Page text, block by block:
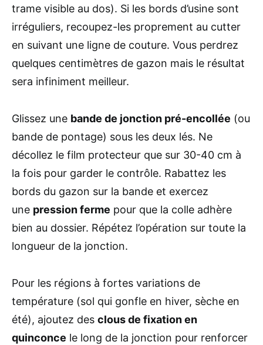
trame visible au dos). Si les bords d’usine sont
irréguliers, recoupez-les proprement au cutter
en suivant une ligne de couture. Vous perdrez
quelques centimètres de gazon mais le résultat
sera infiniment meilleur.
Glissez une bande de jonction pré-encollée (ou
bande de pontage) sous les deux lés. Ne
décollez le film protecteur que sur 30-40 cm à
la fois pour garder le contrôle. Rabattez les
bords du gazon sur la bande et exercez
une pression ferme pour que la colle adhère
bien au dossier. Répétez l’opération sur toute la
longueur de la jonction.
Pour les régions à fortes variations de
température (sol qui gonfle en hiver, sèche en
été), ajoutez des clous de fixation en
quinconce le long de la jonction pour renforcer